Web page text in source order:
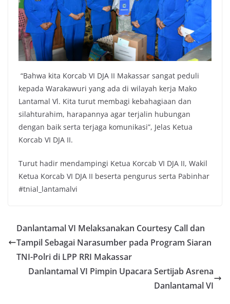
“Bahwa kita Korcab VI DJA II Makassar sangat peduli
kepada Warakawuri yang ada di wilayah kerja Mako
Lantamal Vl. Kita turut membagi kebahagiaan dan
silahturahim, harapannya agar terjalin hubungan
dengan baik serta terjaga komunikasi”, Jelas Ketua
Korcab VI DJA II.
Turut hadir mendampingi Ketua Korcab VI DJA II, Wakil
Ketua Korcab VI DJA II beserta pengurus serta Pabinhar
#tnial_lantamalvi
Danlantamal VI Melaksanakan Courtesy Call dan
Tampil Sebagai Narasumber pada Program Siaran
TNI-Polri di LPP RRI Makassar
Danlantamal VI Pimpin Upacara Sertijab Asrena
Danlantamal VI